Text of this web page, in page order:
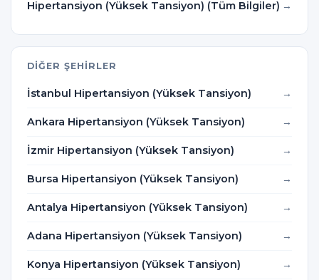
Hipertansiyon (Yüksek Tansiyon) (Tüm Bilgiler)
DIĞER ŞEHIRLER
İstanbul Hipertansiyon (Yüksek Tansiyon)
Ankara Hipertansiyon (Yüksek Tansiyon)
İzmir Hipertansiyon (Yüksek Tansiyon)
Bursa Hipertansiyon (Yüksek Tansiyon)
Antalya Hipertansiyon (Yüksek Tansiyon)
Adana Hipertansiyon (Yüksek Tansiyon)
Konya Hipertansiyon (Yüksek Tansiyon)